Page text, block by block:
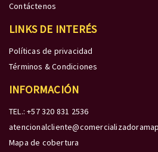
Contáctenos
LINKS DE INTERÉS
Políticas de privacidad
Términos & Condiciones
INFORMACIÓN
TEL.: +57 320 831 2536
Mapa de cobertura